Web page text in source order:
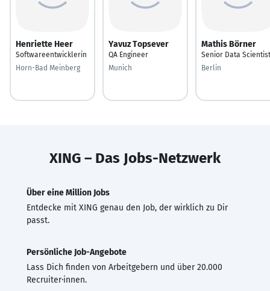
Henriette Heer
Softwareentwicklerin
Horn-Bad Meinberg
Yavuz Topsever
QA Engineer
Munich
Mathis Börner
Senior Data Scientist
Berlin
XING – Das Jobs-Netzwerk
Über eine Million Jobs
Entdecke mit XING genau den Job, der wirklich zu Dir
passt.
Persönliche Job-Angebote
Lass Dich finden von Arbeitgebern und über 20.000
Recruiter·innen.